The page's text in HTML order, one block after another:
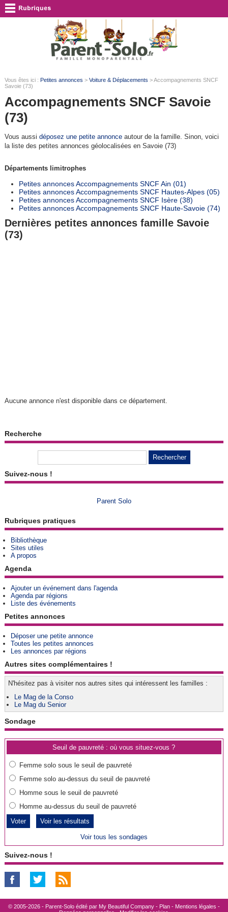
Vous êtes ici : Petites annonces > Voiture & Déplacements > Accompagnements SNCF
Savoie (73)
Accompagnements SNCF Savoie
(73)
Vous aussi déposez une petite annonceautour de la famille. Sinon, voici
la liste des petites annonces géolocalisées en Savoie (73)
Départements limitrophes
Petites annonces Accompagnements SNCF Ain (01)
Petites annonces Accompagnements SNCF Hautes-Alpes (05)
Petites annonces Accompagnements SNCF Isère (38)
Petites annonces Accompagnements SNCF Haute-Savoie (74)
Dernières petites annonces famille Savoie
(73)
Aucune annonce n'est disponible dans ce département.
Recherche
Suivez-nous !
Parent Solo
Rubriques pratiques
Bibliothèque
Sites utiles
A propos
Agenda
Ajouter un événement dans l'agenda
Agenda par régions
Liste des événements
Petites annonces
Déposer une petite annonce
Toutes les petites annonces
Les annonces par régions
Autres sites complémentaires !
N'hésitez pas à visiter nos autres sites qui intéressent les familles :
Le Mag de la Conso
Le Mag du Senior
Sondage
Seuil de pauvreté : où vous situez-vous ?
Femme solo sous le seuil de pauvreté
Femme solo au-dessus du seuil de pauvreté
Homme sous le seuil de pauvreté
Homme au-dessus du seuil de pauvreté
Voir les résultats
Voir tous les sondages
Suivez-nous !
© 2005-2026 - Parent-Solo édité par My Beautiful Company- Plan- Mentions légales -